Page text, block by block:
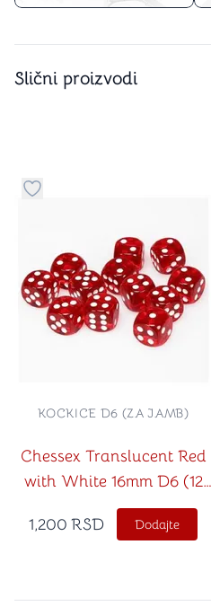
Slični proizvodi
Dugme za dodavanje stvari
Chessex Translucent Red
with White 16mm D6 (12
Dice)
KOCKICE D6 (ZA JAMB)
1,200 RSD Dodajte